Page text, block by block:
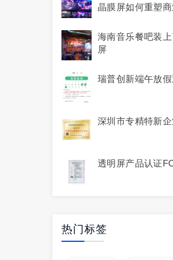
晶膜屏如何重塑
海南音乐餐吧装
屏
瑞普创新端午放
深圳市专精特新企
透明屏产品认证
热门标签